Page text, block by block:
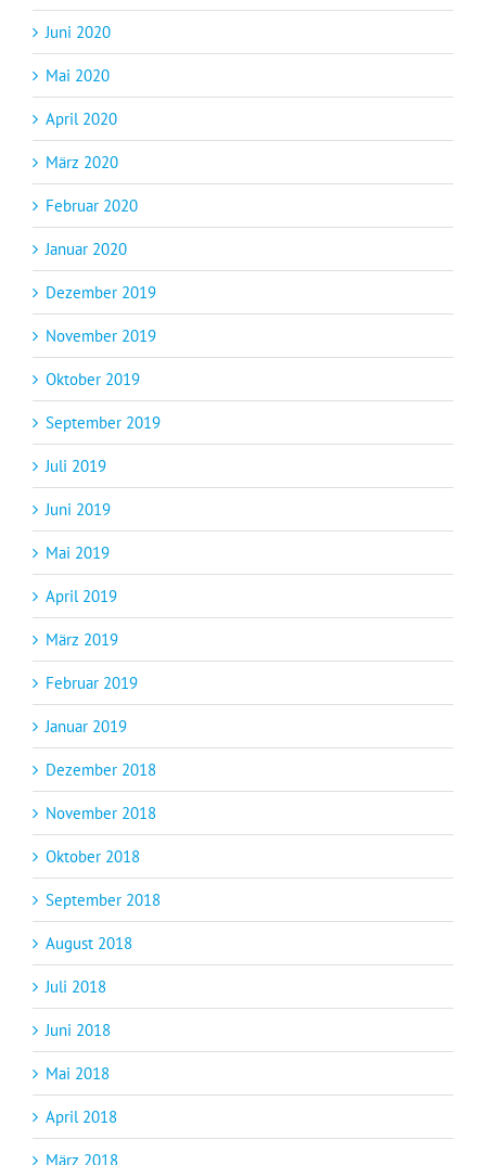
Juni 2020
Mai 2020
April 2020
März 2020
Februar 2020
Januar 2020
Dezember 2019
November 2019
Oktober 2019
September 2019
Juli 2019
Juni 2019
Mai 2019
April 2019
März 2019
Februar 2019
Januar 2019
Dezember 2018
November 2018
Oktober 2018
September 2018
August 2018
Juli 2018
Juni 2018
Mai 2018
April 2018
März 2018